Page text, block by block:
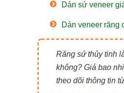
Dán sứ veneer
Dán veneer răng
Răng sứ thủy tinh
không? Giá bao
theo dõi thông tin